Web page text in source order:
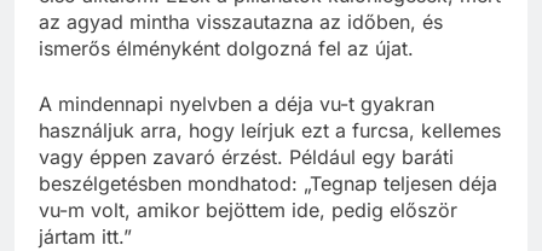
az agyad mintha visszautazna az időben, és
ismerős élményként dolgozná fel az újat.
A mindennapi nyelvben a déja vu-t gyakran
használjuk arra, hogy leírjuk ezt a furcsa, kellemes
vagy éppen zavaró érzést. Például egy baráti
beszélgetésben mondhatod: „Tegnap teljesen déja
vu-m volt, amikor bejöttem ide, pedig először
jártam itt.”